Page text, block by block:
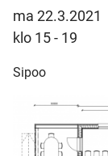
ma 22.3.2021
klo 15 - 19
Sipoo